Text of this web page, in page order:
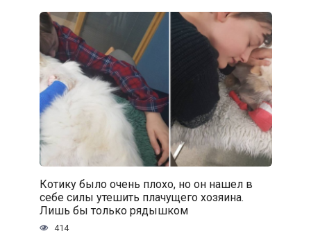
Котику было очень плохо, но он нашел в
себе силы утешить плачущего хозяина.
Лишь бы только рядышком
414